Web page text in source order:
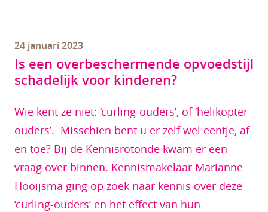
24 januari 2023
Is een overbeschermende opvoedstijl
schadelijk voor kinderen?
Wie kent ze niet: ‘curling-ouders’, of ‘helikopter-
ouders’. Misschien bent u er zelf wel eentje, af
en toe? Bij de Kennisrotonde kwam er een
vraag over binnen. Kennismakelaar Marianne
Hooijsma ging op zoek naar kennis over deze
‘curling-ouders’ en het effect van hun